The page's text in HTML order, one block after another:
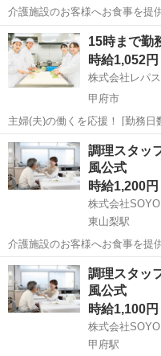
介護施設のお客様へお食事を提
をもとに、調理業務等をお願いします。 ・調理業務
品、在庫管理 ・配膳下膳、食器
・帳票類の作成、管理 イベ...
山梨 甲斐市 竜王駅
15時まで勤
時給1,052円
株式会社レパス
甲府市
主婦(夫)の働くを応援！ [勤務日数]： 週5日~5日 09:00~15:00 月/火/水/
木/金 [勤務地・最寄駅]： 山梨県甲府市朝気1丁目14-1 甲府市立東小学
校 株式会社レパスト（186
山梨 甲府市 その他
調理スタッ
風公式
時給1,200円
株式会社
東山梨駅
介護施設のお客様へお食事を提
をもとに、調理業務等をお願いします。 ・調理業務
品、在庫管理 ・配膳下膳、食
・帳票類の作成、管理 イベ...
山梨 山梨市 東山梨駅
調理スタッ
風公式
時給1,100円
株式会社
甲府駅